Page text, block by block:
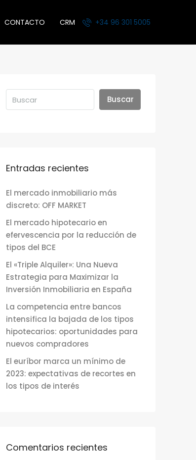
CONTACTO CRM +34 96 301 5005
Buscar
Entradas recientes
El mercado inmobiliario más
discreto: OFF MARKET
El mercado hipotecario en
efervescencia por la reducción de
tipos del BCE
El «Triple Alquiler»: Una Nueva
Estrategia para Maximizar la
Inversión Inmobiliaria en España
La competencia entre bancos
intensifica la bajada de los tipos
hipotecarios: oportunidades para
nuevos compradores
El euríbor marca un mínimo de
2023: expectativas de recortes en
los tipos de interés
Comentarios recientes